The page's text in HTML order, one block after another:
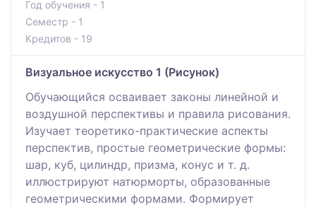
Год обучения - 1
Семестр - 1
Кредитов - 19
Визуальное искусство 1 (Рисунок)
Обучающийся осваивает законы линейной и
воздушной перспективы и правила рисования.
Изучает теоретико-практические аспекты
перспектив, простые геометрические формы:
шар, куб, цилиндр, призма, конус и т. д.
иллюстрируют натюрморты, образованные
геометрическими формами. Формирует